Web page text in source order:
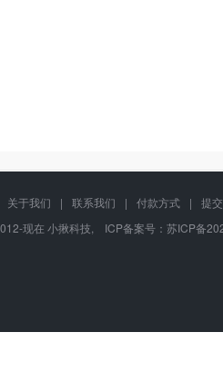
关于我们 | 联系我们 | 付款方式 |
提
现在 小揪科技, ICP备案号： 苏ICP备